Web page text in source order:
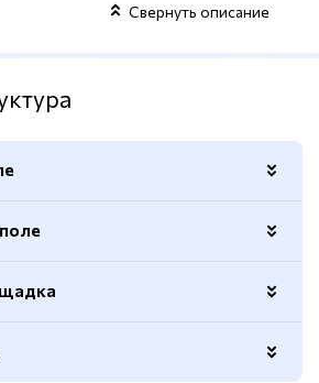
Свернуть описание